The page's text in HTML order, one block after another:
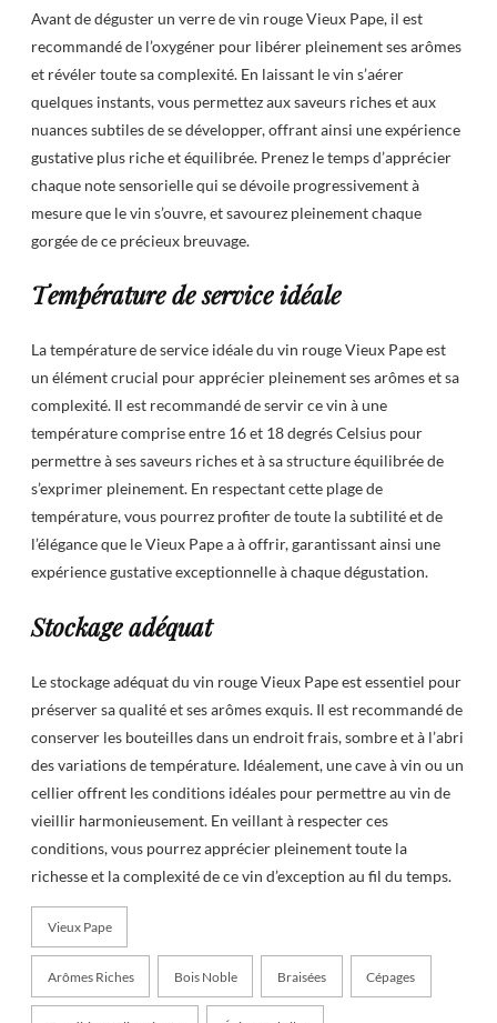
Avant de déguster un verre de vin rouge Vieux Pape, il est
recommandé de l’oxygéner pour libérer pleinement ses arômes
et révéler toute sa complexité. En laissant le vin s’aérer
quelques instants, vous permettez aux saveurs riches et aux
nuances subtiles de se développer, offrant ainsi une expérience
gustative plus riche et équilibrée. Prenez le temps d’apprécier
chaque note sensorielle qui se dévoile progressivement à
mesure que le vin s’ouvre, et savourez pleinement chaque
gorgée de ce précieux breuvage.
Température de service idéale
La température de service idéale du vin rouge Vieux Pape est
un élément crucial pour apprécier pleinement ses arômes et sa
complexité. Il est recommandé de servir ce vin à une
température comprise entre 16 et 18 degrés Celsius pour
permettre à ses saveurs riches et à sa structure équilibrée de
s’exprimer pleinement. En respectant cette plage de
température, vous pourrez profiter de toute la subtilité et de
l’élégance que le Vieux Pape a à offrir, garantissant ainsi une
expérience gustative exceptionnelle à chaque dégustation.
Stockage adéquat
Le stockage adéquat du vin rouge Vieux Pape est essentiel pour
préserver sa qualité et ses arômes exquis. Il est recommandé de
conserver les bouteilles dans un endroit frais, sombre et à l’abri
des variations de température. Idéalement, une cave à vin ou un
cellier offrent les conditions idéales pour permettre au vin de
vieillir harmonieusement. En veillant à respecter ces
conditions, vous pourrez apprécier pleinement toute la
richesse et la complexité de ce vin d’exception au fil du temps.
Vieux Pape
Arômes Riches Bois Noble Braisées Cépages